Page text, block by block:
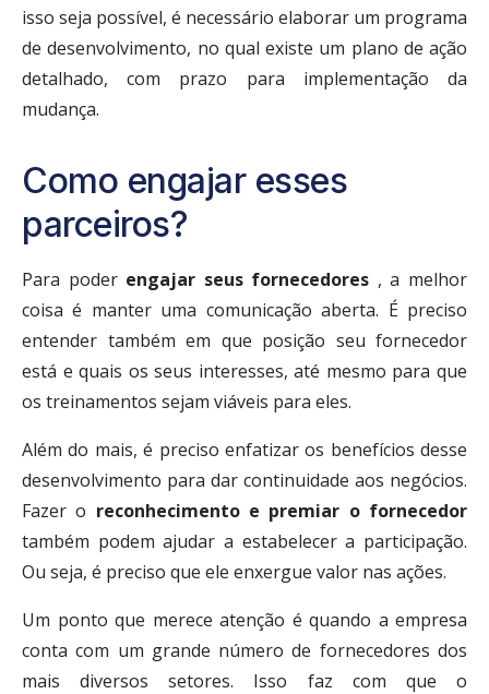
isso seja possível, é necessário elaborar um programa
de desenvolvimento, no qual existe um plano de ação
detalhado, com prazo para implementação da
mudança.
Como engajar esses
parceiros?
Para poder engajar seus fornecedores , a melhor
coisa é manter uma comunicação aberta. É preciso
entender também em que posição seu fornecedor
está e quais os seus interesses, até mesmo para que
os treinamentos sejam viáveis para eles.
Além do mais, é preciso enfatizar os benefícios desse
desenvolvimento para dar continuidade aos negócios.
Fazer o reconhecimento e premiar o fornecedor
também podem ajudar a estabelecer a participação.
Ou seja, é preciso que ele enxergue valor nas ações.
Um ponto que merece atenção é quando a empresa
conta com um grande número de fornecedores dos
mais diversos setores. Isso faz com que o